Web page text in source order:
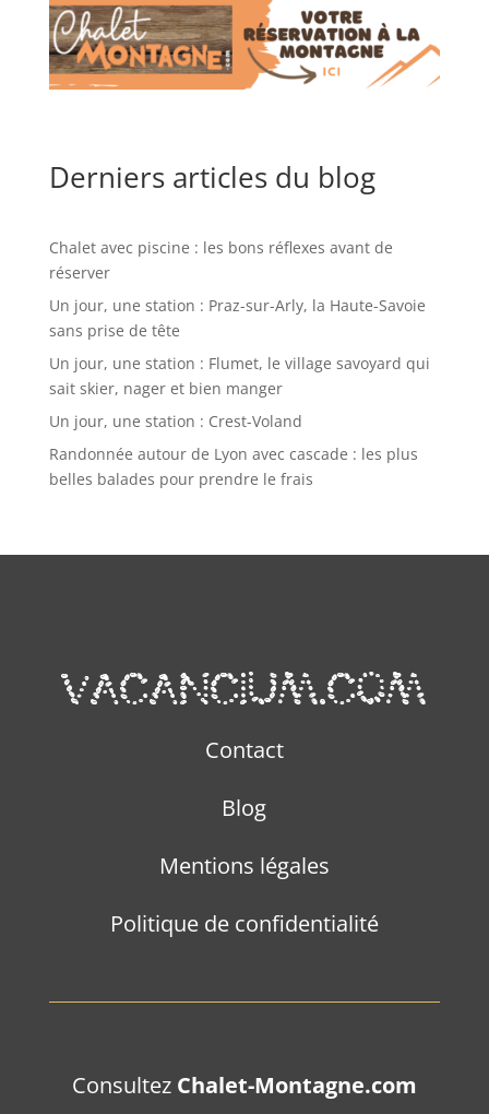
Derniers articles du blog
Chalet avec piscine : les bons réflexes avant de
réserver
Un jour, une station : Praz-sur-Arly, la Haute-Savoie
sans prise de tête
Un jour, une station : Flumet, le village savoyard qui
sait skier, nager et bien manger
Un jour, une station : Crest-Voland
Randonnée autour de Lyon avec cascade : les plus
belles balades pour prendre le frais
Contact
Blog
Mentions légales
Politique de confidentialité
Consultez Chalet-Montagne.com